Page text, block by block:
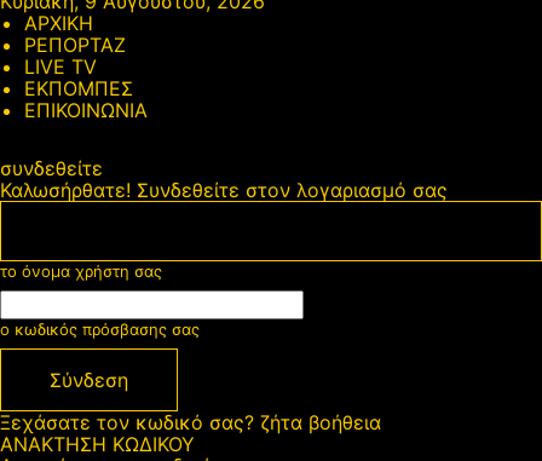
ΑΡΧΙΚΗ
ΡΕΠΟΡΤΑΖ
LIVE TV
ΕΚΠΟΜΠΕΣ
ΕΠΙΚΟΙΝΩΝΙΑ
συνδεθείτε
Καλωσήρθατε! Συνδεθείτε στον λογαριασμό σας
το όνομα χρήστη σας
ο κωδικός πρόσβασης σας
Ξεχάσατε τον κωδικό σας? ζήτα βοήθεια
ΑΝΑΚΤΗΣΗ ΚΩΔΙΚΟΥ